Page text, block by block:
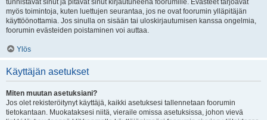
tunnistavat sinut ja pitävät sinut kirjautuneena foorumille. Evästeet tarjoavat
myös toimintoja, kuten luettujen seurantaa, jos ne ovat foorumin ylläpitäjän
käyttöönottamia. Jos sinulla on sisään tai uloskirjautumisen kanssa ongelmia,
foorumin evästeiden poistaminen voi auttaa.
Ylös
Käyttäjän asetukset
Miten muutan asetuksiani?
Jos olet rekisteröitynyt käyttäjä, kaikki asetuksesi tallennetaan foorumin
tietokantaan. Muokataksesi niitä, vieraile omissa asetuksissa, johon vievä